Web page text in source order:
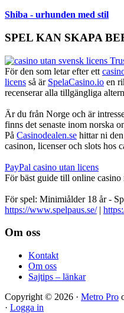
Shiba - urhunden med stil
SPEL KAN SKAPA
För den som letar efter ett
licens så är SpelaCasino.io en
recenserar alla tillgängliga
Är du från Norge och är
finns det senaste inom norska
På Casinodealen.se hittar ni
casinon, licenser och slots hos
PayPal casino utan licens
För bäst guide till online casino
För spel: Minimiålder 18 år -
https://www.spelpaus.se/|
Footer
Om oss
Kontakt
Om oss
Sajtips – länkar
Copyright © 2026 · Metro Pro
· Logga in